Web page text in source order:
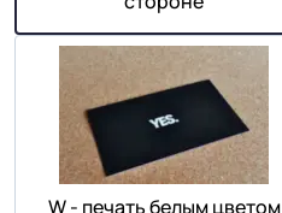
W - печать белым цветом